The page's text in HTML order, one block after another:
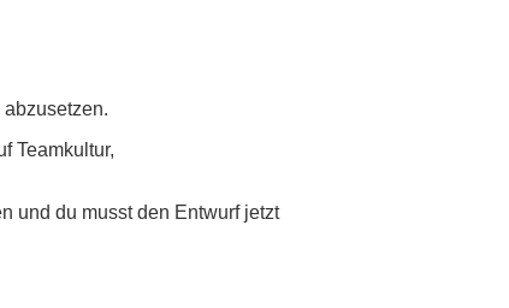
abzusetzen.
Teamkultur,
und du musst den Entwurf jetzt